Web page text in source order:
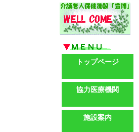
トップページ
協力医療機関
施設案内